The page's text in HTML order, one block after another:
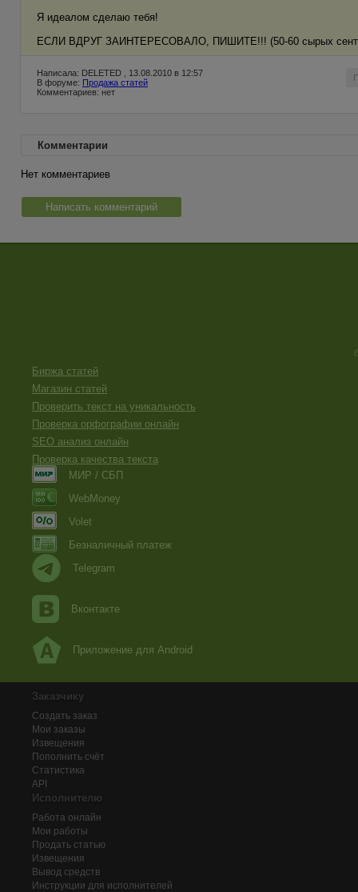
Я идеалом сделаю тебя!
ЕСЛИ ВДРУГ ЗАИНТЕРЕСОВАЛО, ПИШИТЕ!!! (50-60 сырых
Написала: DELETED , 13.08.2010 в 12:57
В форуме: Продажа статей
Комментариев: нет
Комментарии
Нет комментариев
Написать комментарий
Биржа статей
Магазин статей
Проверить текст на уникальность
Проверка орфографии онлайн
SEO анализ онлайн
Проверка качества текста
МИР / СБП
WebMoney
Volet
Безналичный платеж
Telegram
Вконтакте
Приложение для Android
Заказчику
Создать заказ
Мои заказы
Извещения
Пополнить счёт
Статистика
API
Исполнителю
Работа онлайн
Мои работы
Продать статью
Извещения
Вывод средств
Инструкции для исполнителей